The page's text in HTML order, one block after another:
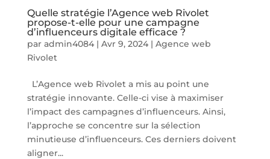
Quelle stratégie l’Agence web Rivolet
propose-t-elle pour une campagne
d’influenceurs digitale efficace ?
par admin4084| Avr 9, 2024| Agence web
Rivolet
L’Agence web Rivolet a mis au point une
stratégie innovante. Celle-ci vise à maximiser
l’impact des campagnes d’influenceurs. Ainsi,
l’approche se concentre sur la sélection
minutieuse d’influenceurs. Ces derniers doivent
aligner...